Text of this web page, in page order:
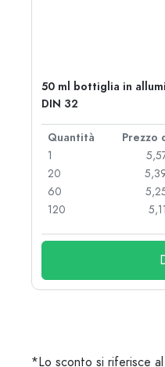
50 ml bottiglia in
DIN 32
Quantità Prezzo
1
20
60
120
*Lo sconto si riferisce